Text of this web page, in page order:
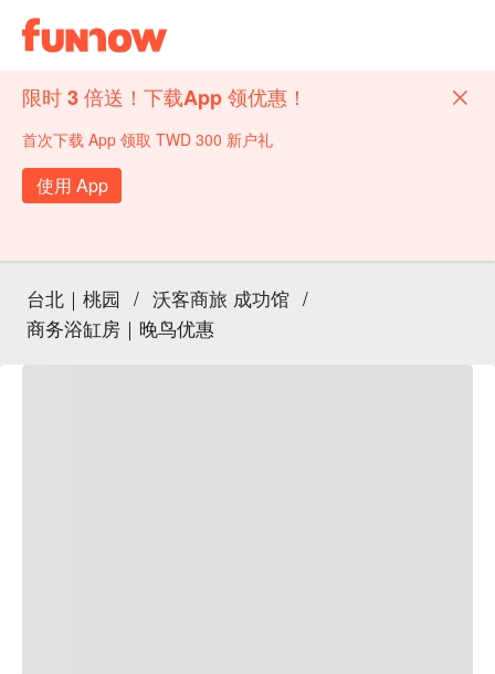
限时 3 倍送！下载App 领优惠！
首次下载 App 领取 TWD 300 新户礼
使用 App
台北｜桃园 / 沃客商旅 成功馆 /
商务浴缸房｜晚鸟优惠